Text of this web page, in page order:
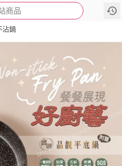
商品
詳情
沾鍋